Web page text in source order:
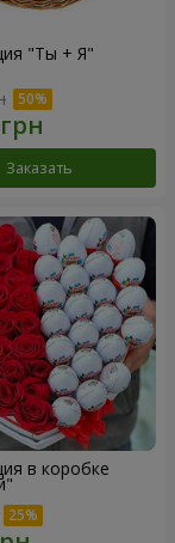
"Ты + Я"
Заказать
в коробке